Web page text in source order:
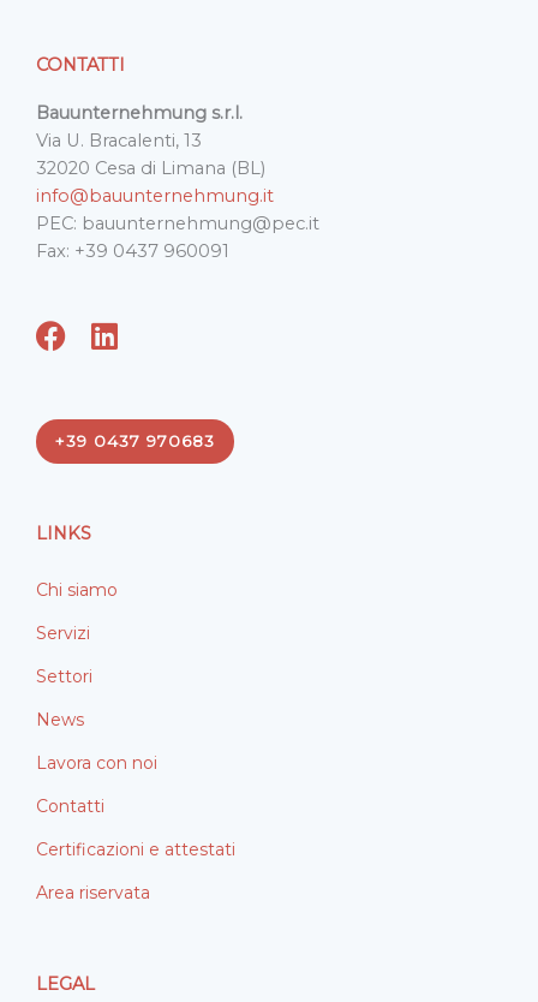
CONTATTI
Bauunternehmung s.r.l.
Via U. Bracalenti, 13
32020 Cesa di Limana (BL)
info@bauunternehmung.it
PEC: bauunternehmung@pec.it
Fax: +39 0437 960091
F
e
b
k
L
k
e
+39 0437 970683
LINKS
Chi siamo
Servizi
Settori
News
Lavora con noi
Contatti
Certificazioni e attestati
Area riservata
LEGAL